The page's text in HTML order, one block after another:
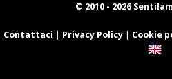
© 2010 - 2026
Contattaci | Privacy Policy| Cookie